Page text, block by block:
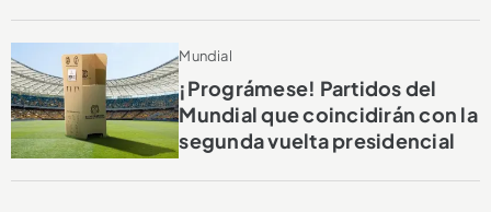
Mundial
¡Prográmese! Partidos del
Mundial que coincidirán con la
segunda vuelta presidencial